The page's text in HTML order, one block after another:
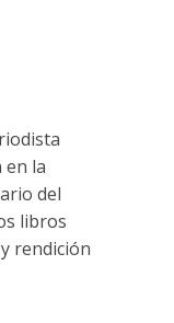
en la
del
libros
rendición